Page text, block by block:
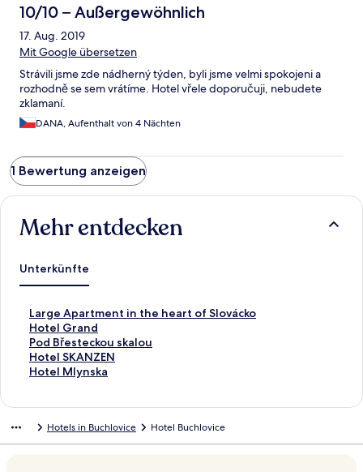
10/10 – Außergewöhnlich
17. Aug. 2019
Mit Google übersetzen
Strávili jsme zde nádherný týden, byli jsme velmi spokojeni a
rozhodně se sem vrátíme. Hotel vřele doporučuji, nebudete
zklamaní.
DANA, Aufenthalt von 4 Nächten
1 Bewertung anzeigen
Mehr entdecken
Unterkünfte
Large Apartment in the heart of Slovácko
L
i
n
k
,
i
Hotel Grand
L
i
n
k
d
Pod Břesteckou skalou
L
i
n
r
Hotel SKANZEN
L
i
e
Hotel Mlynska
L
d
Hotels in Buchlovice Hotel Buchlovice